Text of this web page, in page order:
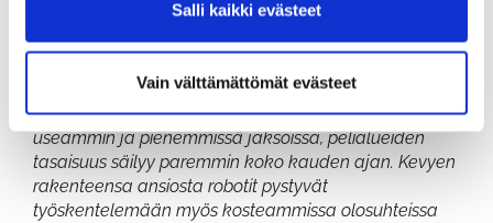
Salli kaikki evästeet
Vain välttämättömät evästeet
hoidetaan arjessa:
karheikkojen perusleikkuu voidaan tehdä
automaattisesti ja jatkuvasti. Kun leikkuu tapahtuu
useammin ja pienemmissä jaksoissa, pelialueiden
tasaisuus säilyy paremmin koko kauden ajan. Kevyen
rakenteensa ansiosta robotit pystyvät
työskentelemään myös kosteammissa olosuhteissa